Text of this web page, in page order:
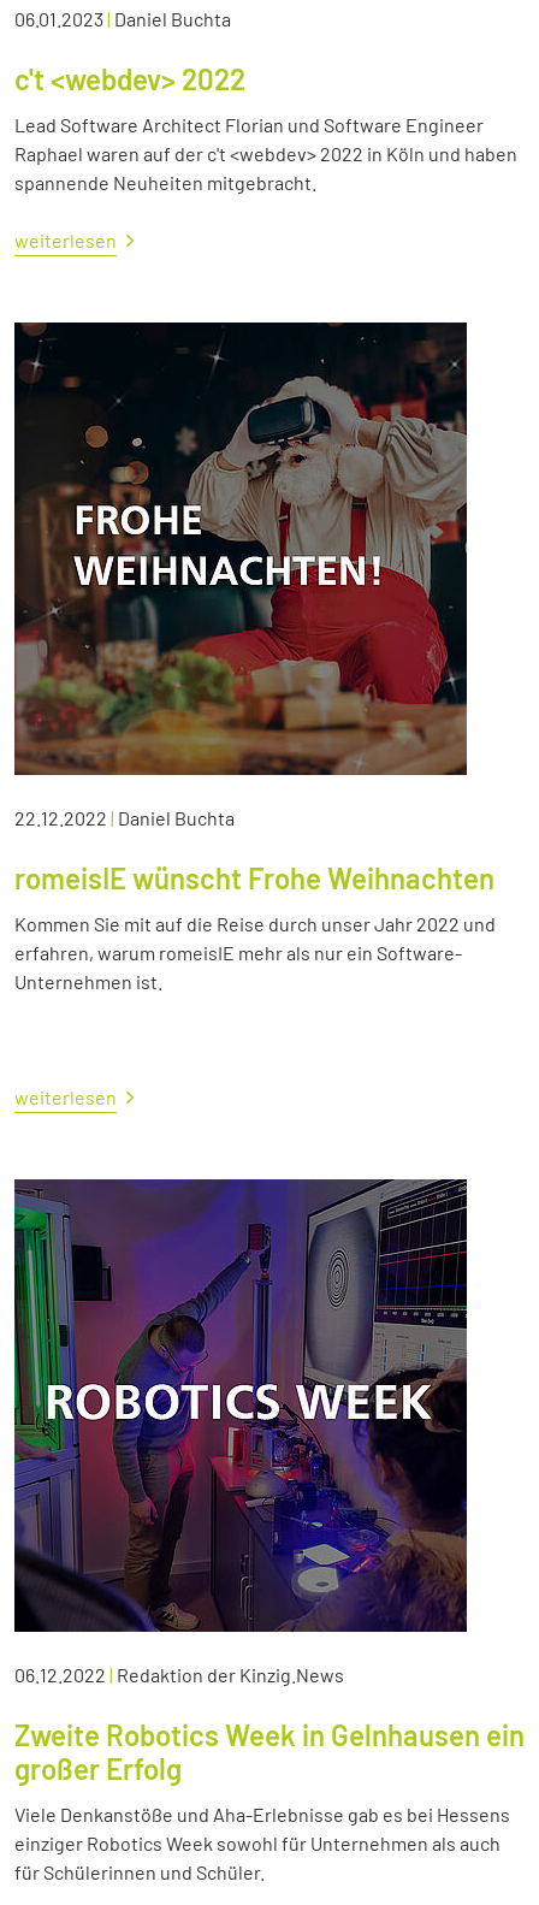
06.01.2023| Daniel Buchta
c't <webdev> 2022
Lead Software Architect Florian und Software Engineer
Raphael waren auf der c't <webdev> 2022 in Köln und haben
spannende Neuheiten mitgebracht.
weiterlesen
22.12.2022 | Daniel Buchta
romeisIE wünscht Frohe Weihnachten
Kommen Sie mit auf die Reise durch unser Jahr 2022 und
erfahren, warum romeisIE mehr als nur ein Software-
Unternehmen ist.
weiterlesen
06.12.2022 | Redaktion der Kinzig.News
Zweite Robotics Week in Gelnhausen ein
großer Erfolg
Viele Denkanstöße und Aha-Erlebnisse gab es bei Hessens
einziger Robotics Week sowohl für Unternehmen als auch
für Schülerinnen und Schüler.